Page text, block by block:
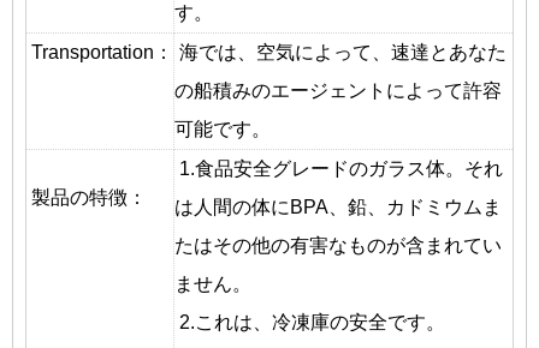
す。
Transportation ：
海では、空気によって、速達とあなた
の船積みのエージェントによって許容
可能です。
製品の特徴：
1.食品安全グレードのガラス体。それ
は人間の体にBPA、鉛、カドミウムま
たはその他の有害なものが含まれてい
ません。
2.これは、冷凍庫の安全です。